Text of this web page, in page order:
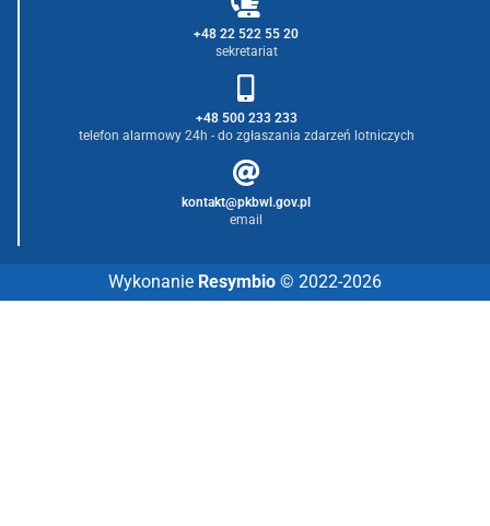
+48 22 522 55 20
sekretariat
+48 500 233 233
telefon alarmowy 24h - do zgłaszania zdarzeń lotniczych
kontakt@pkbwl.gov.pl
email
Wykonanie Resymbio © 2022-2026